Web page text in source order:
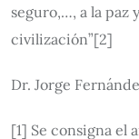
seguro,…, a la paz
civilización”[2]
Dr. Jorge
[1] Se consigna el